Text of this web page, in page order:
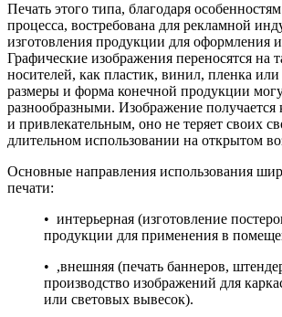
Печать этого типа, благодаря
процесса, востребована для рекламной
изготовления продукции для оформления
Графические изображения переносятся на
носителей, как пластик, винил, пленка
размеры и форма конечной продукции
разнообразными. Изображение
и привлекательным, оно не теряет своих
длительном использовании на открытом
Основные направления использования
печати:
• интерьерная (изготовление
продукции для применения в
• ,внешняя (печать баннеров,
производство изображений для
или световых вывесок).